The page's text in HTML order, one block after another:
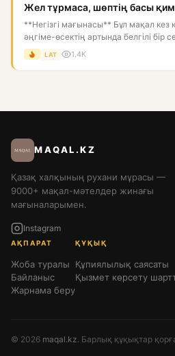
Жел тұрмаса, шөптің басы
**Негізгі мағынасы** Бұл мақал кез
әңгіме-өсектің артында белгілі бір
LAT 1.4K
MAQAL.KZ
Қазақ халқының рухани мұрасы —
9000+ мақал-мәтелдер жинағы
мағыналарымен.
Instagram
АҚПАРАТ
Жоба туралы
Байланыс
Жарнама беру
ҚҰҚЫҚ
Құпиялылық саясаты
Қызмет көрсету
© 2026 maqal.kz . Барлық құқықтар